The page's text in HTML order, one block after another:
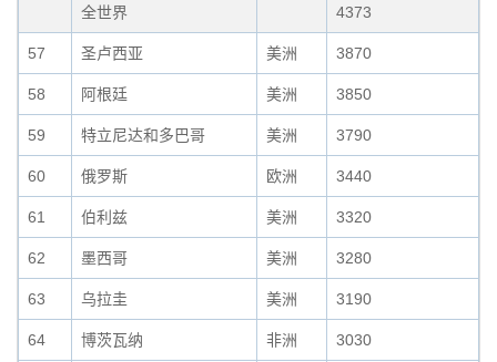
全世界 4373
57 圣卢西亚 美洲 3870
58 阿根廷 美洲 3850
59 特立尼达和多巴哥 美洲 3790
60 俄罗斯 欧洲 3440
61 伯利兹 美洲 3320
62 墨西哥 美洲 3280
63 乌拉圭 美洲 3190
64 博茨瓦纳 非洲 3030